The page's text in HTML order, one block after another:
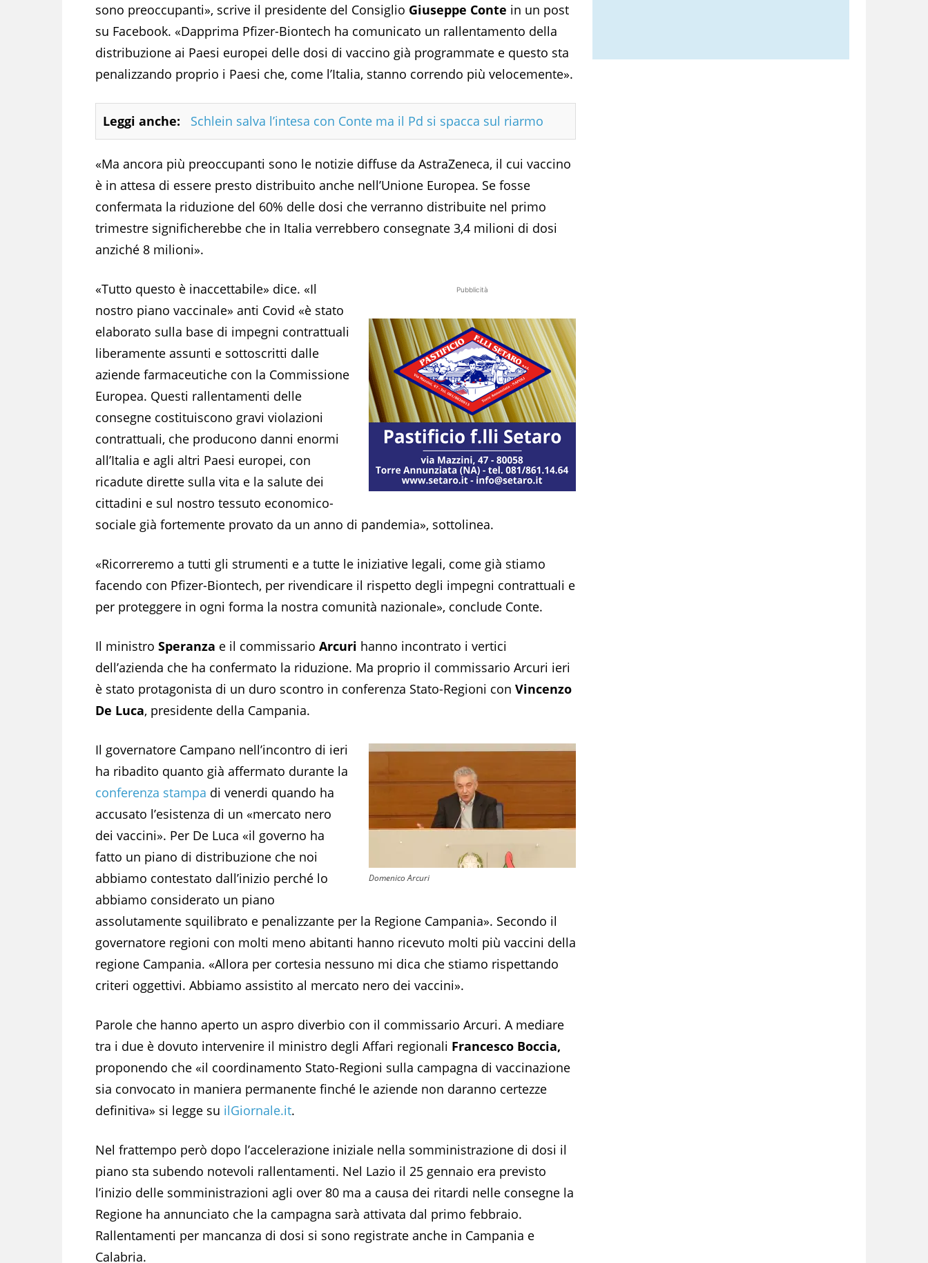
sono preoccupanti», scrive il presidente del Consiglio Giuseppe Conte in un post
su Facebook. «Dapprima Pfizer-Biontech ha comunicato un rallentamento della
distribuzione ai Paesi europei delle dosi di vaccino già programmate e questo sta
penalizzando proprio i Paesi che, come l’Italia, stanno correndo più velocemente».
Leggi anche: Schlein salva l’intesa con Conte ma il Pd si spacca sul riarmo
«Ma ancora più preoccupanti sono le notizie diffuse da AstraZeneca, il cui vaccino
è in attesa di essere presto distribuito anche nell’Unione Europea. Se fosse
confermata la riduzione del 60% delle dosi che verranno distribuite nel primo
trimestre significherebbe che in Italia verrebbero consegnate 3,4 milioni di dosi
anziché 8 milioni».
Pubblicità
«Tutto questo è inaccettabile» dice. «Il
nostro piano vaccinale» anti Covid «è stato
elaborato sulla base di impegni contrattuali
liberamente assunti e sottoscritti dalle
aziende farmaceutiche con la Commissione
Europea. Questi rallentamenti delle
consegne costituiscono gravi violazioni
contrattuali, che producono danni enormi
all’Italia e agli altri Paesi europei, con
ricadute dirette sulla vita e la salute dei
cittadini e sul nostro tessuto economico-
sociale già fortemente provato da un anno di pandemia», sottolinea.
«Ricorreremo a tutti gli strumenti e a tutte le iniziative legali, come già stiamo
facendo con Pfizer-Biontech, per rivendicare il rispetto degli impegni contrattuali e
per proteggere in ogni forma la nostra comunità nazionale», conclude Conte.
Il ministro Speranza e il commissario Arcuri hanno incontrato i vertici
dell’azienda che ha confermato la riduzione. Ma proprio il commissario Arcuri ieri
è stato protagonista di un duro scontro in conferenza Stato-Regioni con Vincenzo
De Luca, presidente della Campania.
Domenico Arcuri
Il governatore Campano nell’incontro di ieri
ha ribadito quanto già affermato durante la
conferenza stampa di venerdi quando ha
accusato l’esistenza di un «mercato nero
dei vaccini». Per De Luca «il governo ha
fatto un piano di distribuzione che noi
abbiamo contestato dall’inizio perché lo
abbiamo considerato un piano
assolutamente squilibrato e penalizzante per la Regione Campania». Secondo il
governatore regioni con molti meno abitanti hanno ricevuto molti più vaccini della
regione Campania. «Allora per cortesia nessuno mi dica che stiamo rispettando
criteri oggettivi. Abbiamo assistito al mercato nero dei vaccini».
Parole che hanno aperto un aspro diverbio con il commissario Arcuri. A mediare
tra i due è dovuto intervenire il ministro degli Affari regionali Francesco Boccia,
proponendo che «il coordinamento Stato-Regioni sulla campagna di vaccinazione
sia convocato in maniera permanente finché le aziende non daranno certezze
definitiva» si legge su ilGiornale.it.
Nel frattempo però dopo l’accelerazione iniziale nella somministrazione di dosi il
piano sta subendo notevoli rallentamenti. Nel Lazio il 25 gennaio era previsto
l’inizio delle somministrazioni agli over 80 ma a causa dei ritardi nelle consegne la
Regione ha annunciato che la campagna sarà attivata dal primo febbraio.
Rallentamenti per mancanza di dosi si sono registrate anche in Campania e
Calabria.